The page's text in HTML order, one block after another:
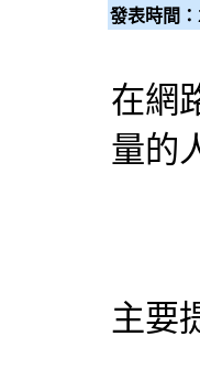
發表時間：
在網
量的
主要